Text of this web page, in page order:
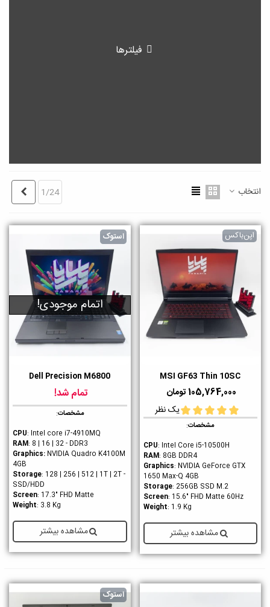
فیلترها
انتخاب 1/24
اپن‌باکس
MSI GF63 Thin 10SC
105,764,000 تومان
یک نظر
مشخصات:
CPU: Intel Core i5-10500H
RAM: 8GB DDR4
Graphics: NVIDIA GeForce GTX
1650 Max-Q 4GB
Storage: 256GB SSD M.2
Screen: 15.6" FHD Matte 60Hz
Weight: 1.9 Kg
مشاهده بیشتر
استوک
اتمام موجودی!
Dell Precision M6800
تمام شد!
مشخصات:
CPU: Intel core i7-4910MQ
RAM: 8 | 16 | 32 - DDR3
Graphics: NVIDIA Quadro K4100M
4GB
Storage: 128 | 256 | 512 | 1T | 2T -
SSD/HDD
Screen: 17.3" FHD Matte
Weight: 3.8 Kg
مشاهده بیشتر
استوک